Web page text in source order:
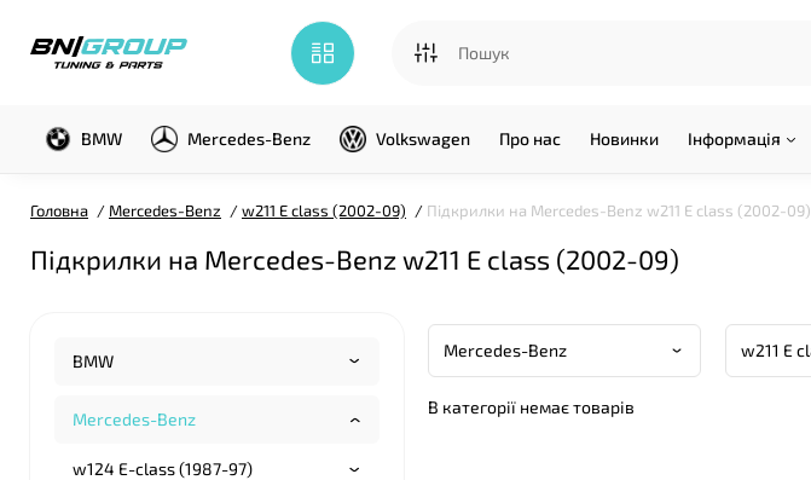
BMW Mercedes-Benz Volkswagen Про нас Новинки Інформація
Головна Mercedes-Benz w211 E class (2002-09) Підкрилки на Mercedes-Benz w211 E class (2002-09)
Підкрилки на Mercedes-Benz w211 E class (2002-09)
BMW
Mercedes-Benz
w124 E-class (1987-97)
В категорії немає товарів